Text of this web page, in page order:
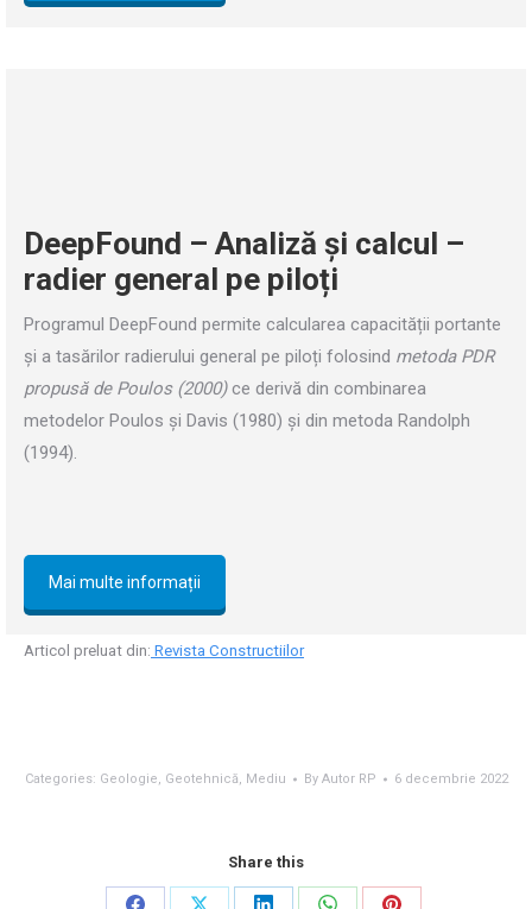
DeepFound – Analiză și calcul –
radier general pe piloți
Programul DeepFound permite calcularea capacității portante
și a tasărilor radierului general pe piloți folosind metoda PDR
propusă de Poulos (2000)ce derivă din combinarea
metodelor Poulos și Davis (1980) și din metoda Randolph
(1994).
Mai multe informații
Articol preluat din: Revista Constructiilor
Categories: Geologie, Geotehnică, Mediu By Autor RP 6 decembrie 2022
Share this